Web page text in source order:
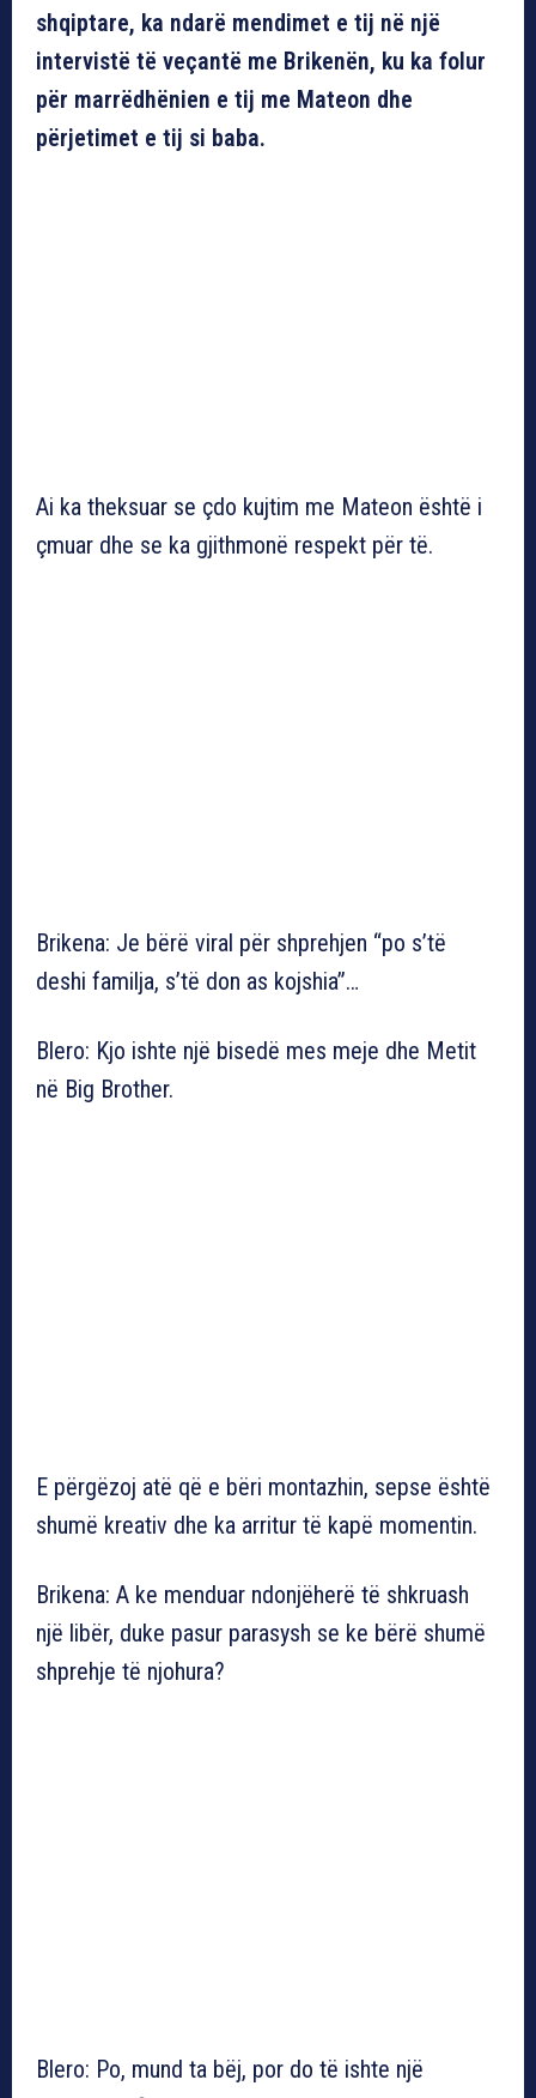
shqiptare, ka ndarë mendimet e tij në një
intervistë të veçantë me Brikenën, ku ka folur
për marrëdhënien e tij me Mateon dhe
përjetimet e tij si baba.
Ai ka theksuar se çdo kujtim me Mateon është i
çmuar dhe se ka gjithmonë respekt për të.
Brikena: Je bërë viral për shprehjen “po s’të
deshi familja, s’të don as kojshia”…
Blero: Kjo ishte një bisedë mes meje dhe Metit
në Big Brother.
E përgëzoj atë që e bëri montazhin, sepse është
shumë kreativ dhe ka arritur të kapë momentin.
Brikena: A ke menduar ndonjëherë të shkruash
një libër, duke pasur parasysh se ke bërë shumë
shprehje të njohura?
Blero: Po, mund ta bëj, por do të ishte një